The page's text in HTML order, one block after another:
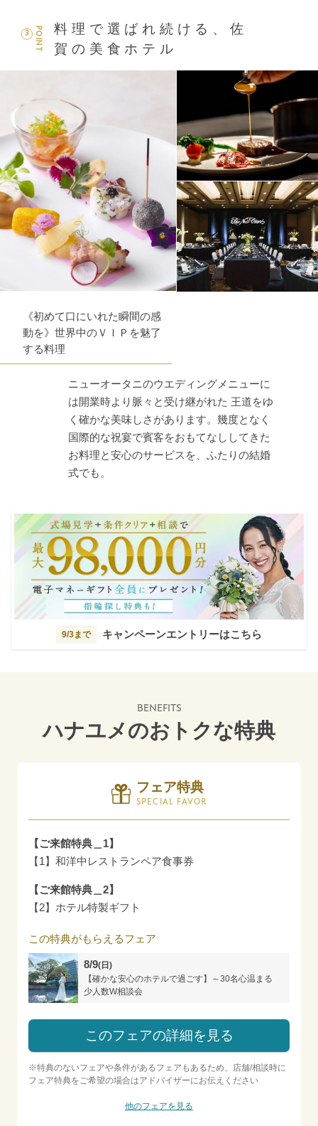
POINT
3
料理で選ばれ続ける、佐
賀の美食ホテル
《初めて口にいれた瞬間の感
動を》世界中のＶＩＰを魅了
する料理
ニューオータニのウエディングメニューに
は開業時より脈々と受け継がれた 王道をゆ
く確かな美味しさがあります。幾度となく
国際的な祝宴で賓客をおもてなししてきた
お料理と安心のサービスを、ふたりの結婚
式でも。
9/3まで キャンペーンエントリーはこちら
BENEFITS
ハナユメのおトクな特典
フェア特典
SPECIAL FAVOR
【ご来館特典＿1】
【1】和洋中レストランペア食事券
【ご来館特典＿2】
【2】ホテル特製ギフト
この特典がもらえるフェア
8/9(日)
【確かな安心のホテルで過ごす】～30名心温まる
少人数W相談会
このフェアの詳細を見る
※特典のないフェアや条件があるフェアもあるため、店舗/相談時に
フェア特典をご希望の場合はアドバイザーにお伝えください
他のフェアを見る